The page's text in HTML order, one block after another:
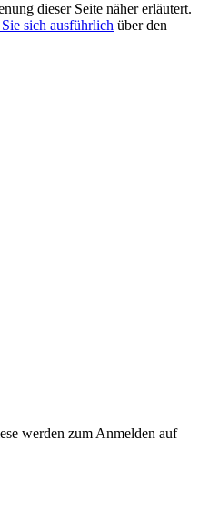
dieser Seite näher erläutert.
sich ausführlich über den
werden zum Anmelden auf